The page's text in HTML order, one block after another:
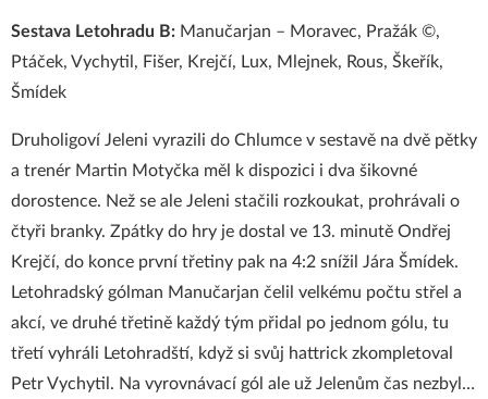
Sestava Letohradu B: Manučarjan – Moravec, Pražák ©,
Ptáček, Vychytil, Fišer, Krejčí, Lux, Mlejnek, Rous, Škeřík,
Šmídek
Druholigoví Jeleni vyrazili do Chlumce v sestavě na dvě pětky
a trenér Martin Motyčka měl k dispozici i dva šikovné
dorostence. Než se ale Jeleni stačili rozkoukat, prohrávali o
čtyři branky. Zpátky do hry je dostal ve 13. minutě Ondřej
Krejčí, do konce první třetiny pak na 4:2 snížil Jára Šmídek.
Letohradský gólman Manučarjan čelil velkému počtu střel a
akcí, ve druhé třetině každý tým přidal po jednom gólu, tu
třetí vyhráli Letohradští, když si svůj hattrick zkompletoval
Petr Vychytil. Na vyrovnávací gól ale už Jelenům čas nezbyl…